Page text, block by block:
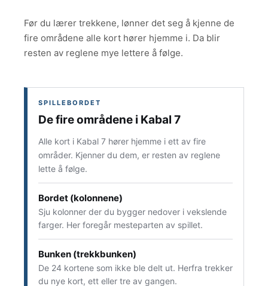
Før du lærer trekkene, lønner det seg å kjenne de
fire områdene alle kort hører hjemme i. Da blir
resten av reglene mye lettere å følge.
SPILLEBORDET
De fire områdene i Kabal 7
Alle kort i Kabal 7 hører hjemme i ett av fire
områder. Kjenner du dem, er resten av reglene
lette å følge.
Bordet (kolonnene)
Sju kolonner der du bygger nedover i vekslende
farger. Her foregår mesteparten av spillet.
Bunken (trekkbunken)
De 24 kortene som ikke ble delt ut. Herfra trekker
du nye kort, ett eller tre av gangen.